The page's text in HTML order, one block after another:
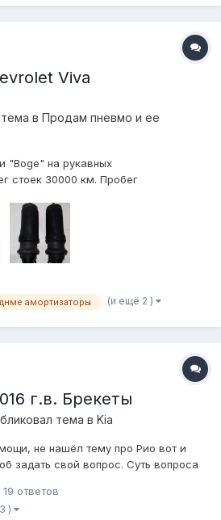
амортизаторо...
Viva
в Продам пневмо и ее
"Boge" на рукавных
стоек 30000 км. Пробег
рабочие. Под родную опору
р. 8980 754 08 70. Матвей
амортизаторы (и ещё 2 )
г.в. Брекеты
тема в Kia
не нашёл тему про Рио вот и
задать свой вопрос. Суть вопроса
ресивер, компрессор
на подъёмнике и озадачился.
19 ответов
)